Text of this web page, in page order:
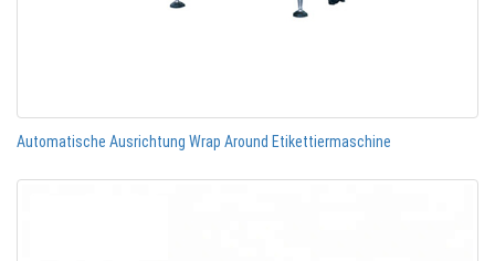
Automatische Ausrichtung Wrap Around Etikettiermaschine